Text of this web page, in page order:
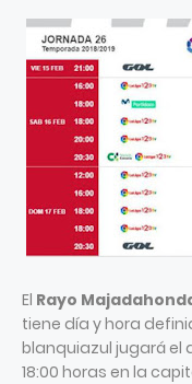
El Rayo
tiene día y hora
blanquiazul jugará el
18:00 horas en la